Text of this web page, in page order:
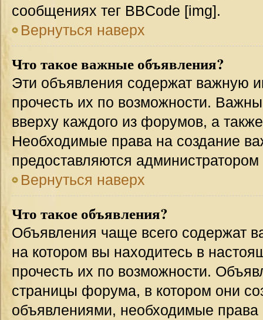
сообщениях тег BBCode [img].
Вернуться наверх
Что такое важные объявления?
Эти объявления содержат
прочесть их по возможности.
вверху каждого из форумов, а
Необходимые права на создание
предоставляются
Вернуться наверх
Что такое объявления?
Объявления чаще всего
на котором вы находитесь в
прочесть их по возможности.
страницы форума, в котором они
объявлениями, необходимые права